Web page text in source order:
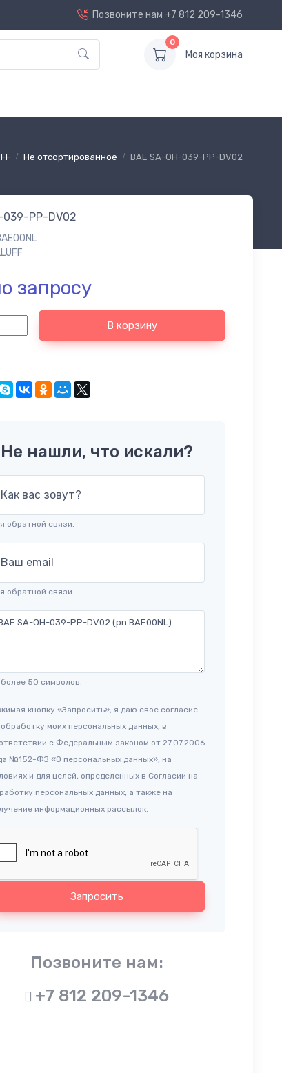
Позвоните нам +7 812 209-1346
0
Моя корзина
Не отсортированное BAE SA-OH-039-PP-DV02
039-PP-DV02
запросу
В корзину
Не нашли, что искали?
Как вас зовут?
обратной связи.
Ваш email
обратной связи.
более 50 символов.
кнопку «Запросить», я даю свое согласие
обработку моих персональных данных, в
с Федеральным законом от 27.07.2006
№152-ФЗ «О персональных данных», на
и для целей, определенных в Согласии на
персональных данных, а также на
информационных рассылок.
Запросить
Позвоните нам:
+7 812 209-1346